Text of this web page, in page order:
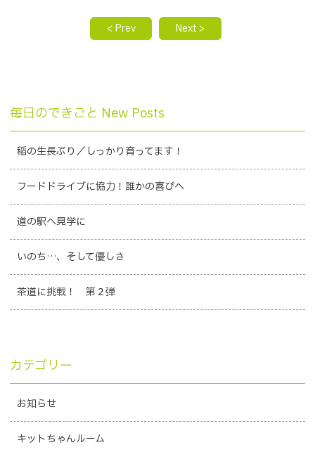
< Prev Next >
毎日のできごと New Posts
稲の生長ぶり／しっかり育ってます！
フードドライブに協力！誰かの喜びへ
道の駅へ見学に
いのち…、そして優しさ
茶道に挑戦！ 第２弾
カテゴリー
お知らせ
キットちゃんルーム